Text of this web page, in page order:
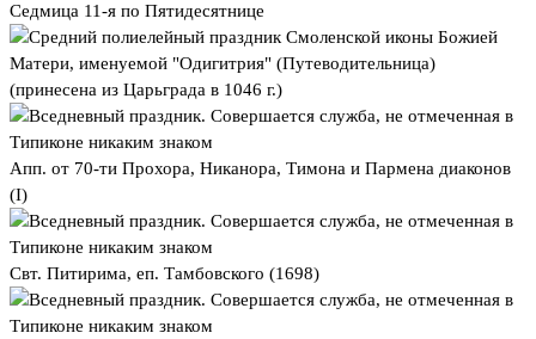
Седмица 11-я по Пятидесятнице
Смоленской иконы Божией
Матери, именуемой "Одигитрия" (Путеводительница)
(принесена из Царьграда в 1046 г.)
Апп. от 70-ти Прохора, Никанора, Тимона и Пармена диаконов
(I)
Свт. Питирима, еп. Тамбовского (1698)